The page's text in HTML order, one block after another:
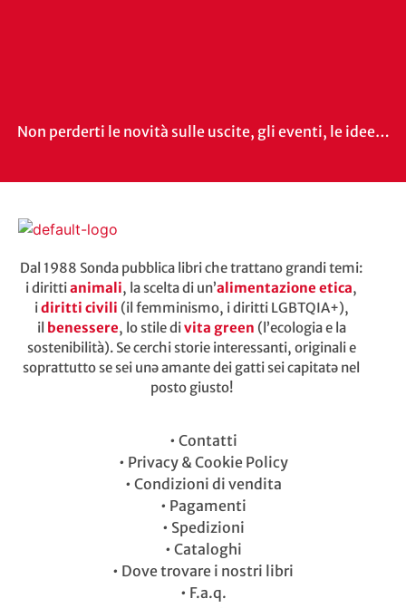
Non perderti le novità sulle uscite, gli eventi, le idee…
Dal 1988 Sonda pubblica libri che trattano grandi temi:
i dirittianimali, la scelta di un’alimentazione etica,
idiritti civili (il femminismo, i diritti LGBTQIA+),
il benessere, lo stile divita green (l’ecologia e la
sostenibilità). Se cerchi storie interessanti, originali e
soprattutto se sei unə amante dei gatti sei capitatə nel
posto giusto!
• Contatti
• Privacy & Cookie Policy
• Condizioni di vendita
• Pagamenti
• Spedizioni
• Cataloghi
• Dove trovare i nostri libri
• F.a.q.